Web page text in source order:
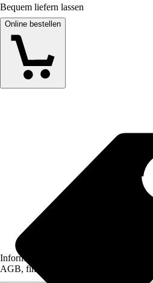
Bequem liefern lassen
Online bestellen
Informationen des Verkäufers, wie z.
AGB, finden Sie bei Klick auf den